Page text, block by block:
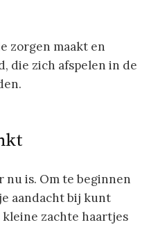
zorgen maakt en
die zich afspelen in de
nu is. Om te beginnen
aandacht bij kunt
zachte haartjes